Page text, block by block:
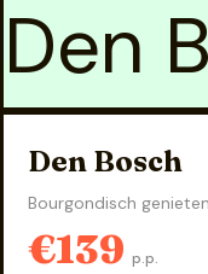
Den Bosch
Bourgondisch
€139 p.p.